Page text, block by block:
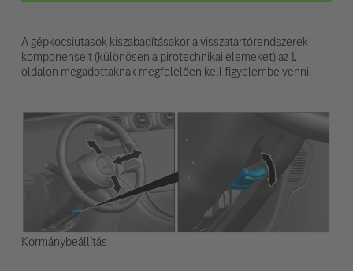
A gépkocsiutasok kiszabadításakor a visszatartórendszerek
komponenseit (különösen a pirotechnikai elemeket) az 1.
oldalon megadottaknak megfelelően kell figyelembe venni.
Kormánybeállítás